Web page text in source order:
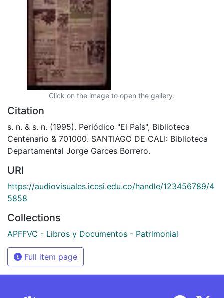
Click on the image to open the gallery.
Citation
s. n. & s. n. (1995). Periódico "El País", Biblioteca
Centenario & 701000. SANTIAGO DE CALI: Biblioteca
Departamental Jorge Garces Borrero.
URI
https://audiovisuales.icesi.edu.co/handle/123456789/4
5858
Collections
APFFVC - Libros y Documentos - Patrimonial
Full item page